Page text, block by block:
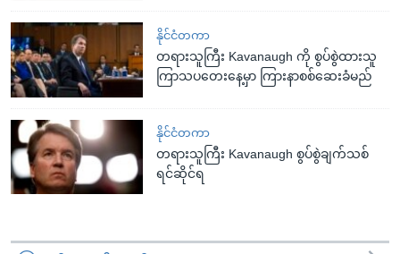
နိုင်ငံတကာ
တရားသူကြီး Kavanaugh ကို စွပ်စွဲထားသူ
ကြာသပတေးနေ့မှာ ကြားနာစစ်ဆေးခံမည်
နိုင်ငံတကာ
တရားသူကြီး Kavanaugh စွပ်စွဲချက်သစ်
ရင်ဆိုင်ရ